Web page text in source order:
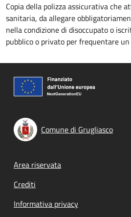
Copia della polizza assicurativa che
sanitaria, da allegare
nella condizione di disoccupato o
pubblico o privato per frequentare
Comune di Grugliasco
Footer menu
Area riservata
Crediti
Informativa privacy